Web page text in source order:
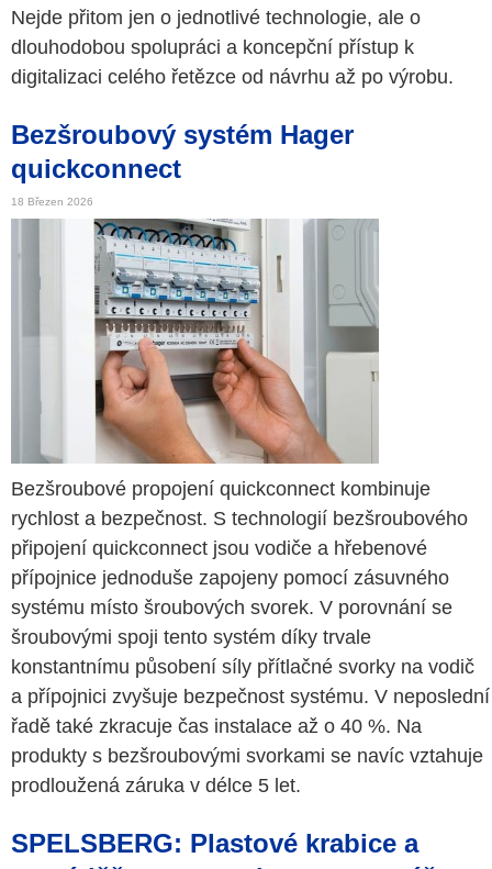
Nejde přitom jen o jednotlivé technologie, ale o
dlouhodobou spolupráci a koncepční přístup k
digitalizaci celého řetězce od návrhu až po výrobu.
Bezšroubový systém Hager
quickconnect
18 Březen 2026
Bezšroubové propojení quickconnect kombinuje
rychlost a bezpečnost. S technologií bezšroubového
připojení quickconnect jsou vodiče a hřebenové
přípojnice jednoduše zapojeny pomocí zásuvného
systému místo šroubových svorek. V porovnání se
šroubovými spoji tento systém díky trvale
konstantnímu působení síly přítlačné svorky na vodič
a přípojnici zvyšuje bezpečnost systému. V neposlední
řadě také zkracuje čas instalace až o 40 %. Na
produkty s bezšroubovými svorkami se navíc vztahuje
prodloužená záruka v délce 5 let.
SPELSBERG: Plastové krabice a